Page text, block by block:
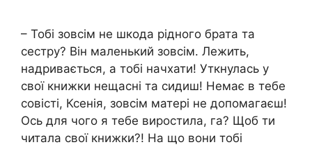
– Тобі зовсім не шкода рідного брата та
сестру? Він маленький зовсім. Лежить,
надривається, а тобі начхати! Уткнулась у
свої книжки нещасні та сидиш! Немає в тебе
совісті, Ксенія, зовсім матері не допомагаєш!
Ось для чого я тебе виростила, га? Щоб ти
читала свої книжки?! На що вони тобі